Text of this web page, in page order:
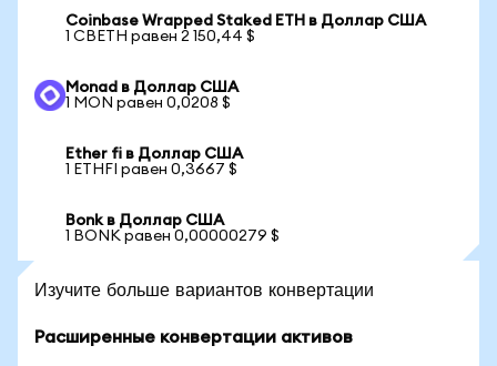
Coinbase Wrapped Staked ETH в Доллар США
1 CBETH равен 2 150,44 $
Monad в Доллар США
1 MON равен 0,0208 $
Ether fi в Доллар США
1 ETHFI равен 0,3667 $
Bonk в Доллар США
1 BONK равен 0,00000279 $
Изучите больше вариантов конвертации
Расширенные конвертации активов